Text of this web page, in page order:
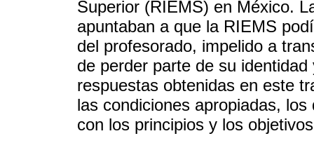
Superior (RIEMS) en México.
apuntaban a que la RIEMS
del profesorado, impelido a
de perder parte de su
respuestas obtenidas en este
las condiciones apropiadas,
con los principios y los